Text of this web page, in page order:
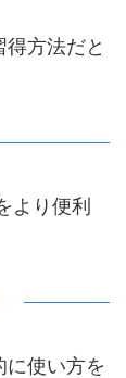
方法だと
より便利
に使い方を